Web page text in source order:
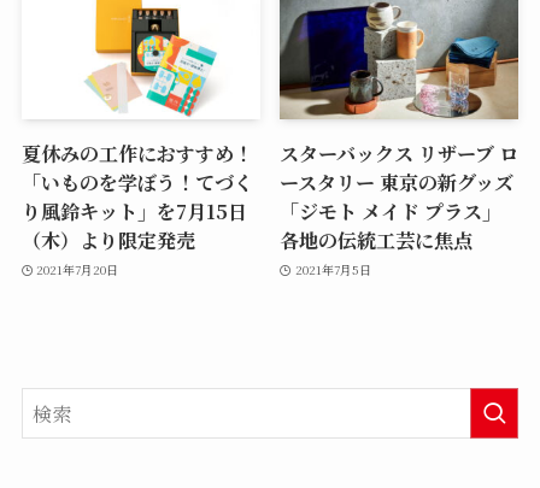
夏休みの工作におすすめ！
「いものを学ぼう！てづく
り風鈴キット」を7月15日
（木）より限定発売
2021年7月20日
スターバックス リザーブ ロ
ースタリー 東京の新グッズ
「ジモト メイド プラス」
各地の伝統工芸に焦点
2021年7月5日